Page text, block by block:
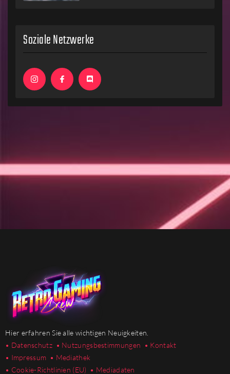
Soziale Netzwerke
Hier erfahren Sie alle wichtigen Neuigkeiten.
• Datenschutz • Nutzungsbestimmungen • Kontakt
• Impressum • Mediathek
• Cookie-Richtlinien (EU) • Mediadaten